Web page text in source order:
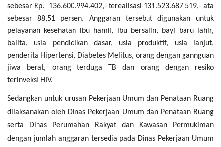
sebesar Rp. 136.600.994.402,- terealisasi 131.523.687.519,- ata
sebesar 88,51 persen. Anggaran tersebut digunakan untuk
pelayanan kesehatan ibu hamil, ibu bersalin, bayi baru lahir,
balita, usia pendidikan dasar, usia produktif, usia lanjut,
penderita Hipertensi, Diabetes Melitus, orang dengan gannguan
jiwa berat, orang terduga TB dan orang dengan resiko
terinveksi HIV.
Sedangkan untuk urusan Pekerjaan Umum dan Penataan Ruang
dilaksanakan oleh Dinas Pekerjaan Umum dan Penataan Ruang
serta Dinas Perumahan Rakyat dan Kawasan Permukiman
dengan jumlah anggaran tersedia pada Dinas Pekerjaan Umum